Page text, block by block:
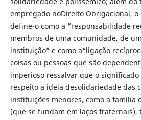
empregado noDireito Obrigacional,
define-o como a “responsabilidade
membros de uma comunidade, de
instituição” e como a“ligação
coisas ou pessoas que são
imperioso ressalvar que o
respeito a ideia desolidariedade das
instituições menores, como a família
(que se fundam em laços